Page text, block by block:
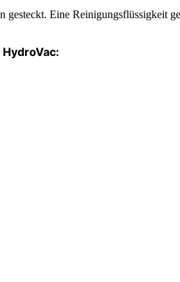
Eine Reinigungsflüssigkeit
HydroVac: